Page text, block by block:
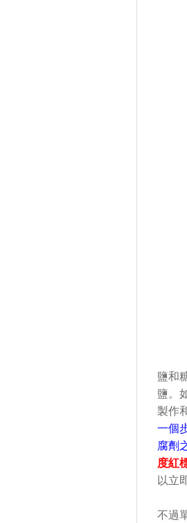
鹽和
鹽。
製作
一個
腐劑
度紅
以立
不過